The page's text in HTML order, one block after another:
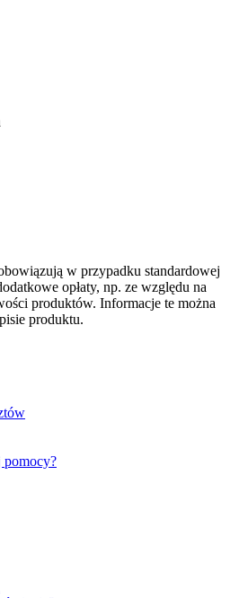
w przypadku standardowej
opłaty, np. ze względu na
produktów. Informacje te można
produktu.
pomocy?